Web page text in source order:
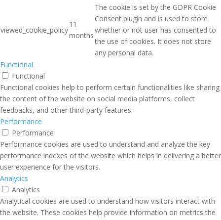
viewed_cookie_policy
11
months
The cookie is set by the GDPR Cookie
Consent plugin and is used to store
whether or not user has consented to
the use of cookies. It does not store
any personal data.
Functional
Functional
Functional cookies help to perform certain functionalities like sharing
the content of the website on social media platforms, collect
feedbacks, and other third-party features.
Performance
Performance
Performance cookies are used to understand and analyze the key
performance indexes of the website which helps in delivering a better
user experience for the visitors.
Analytics
Analytics
Analytical cookies are used to understand how visitors interact with
the website. These cookies help provide information on metrics the